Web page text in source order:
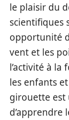
le plaisir du
scientifiques
opportunité
vent et les
l’activité à la
les enfants
girouette est
d’apprendre